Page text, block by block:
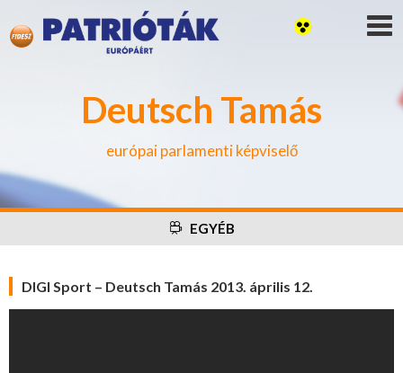
Deutsch Tamás
európai parlamenti képviselő
EGYÉB
DIGI Sport – Deutsch Tamás 2013. április 12.